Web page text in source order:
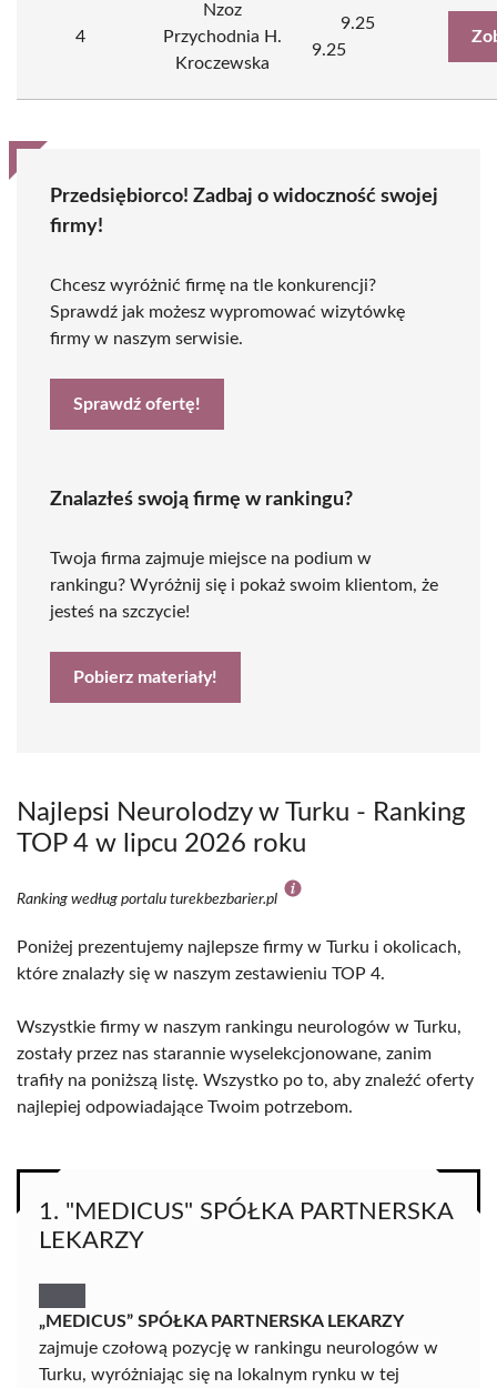
4
Nzoz
Przychodnia H.
Kroczewska
9.25
9.25
Przedsiębiorco! Zadbaj o widoczność swojej
firmy!
Chcesz wyróżnić firmę na tle konkurencji?
Sprawdź jak możesz wypromować wizytówkę
firmy w naszym serwisie.
Sprawdź ofertę!
Znalazłeś swoją firmę w rankingu?
Twoja firma zajmuje miejsce na podium w
rankingu? Wyróżnij się i pokaż swoim klientom, że
jesteś na szczycie!
Pobierz materiały!
Najlepsi Neurolodzy w Turku - Ranking
TOP 4 w lipcu 2026 roku
Ranking według portalu turekbezbarier.pl
Poniżej prezentujemy najlepsze firmy w Turku i okolicach,
które znalazły się w naszym zestawieniu TOP 4.
Wszystkie firmy w naszym rankingu neurologów w Turku,
zostały przez nas starannie wyselekcjonowane, zanim
trafiły na poniższą listę. Wszystko po to, aby znaleźć oferty
najlepiej odpowiadające Twoim potrzebom.
1. "MEDICUS" SPÓŁKA PARTNERSKA
LEKARZY
„MEDICUS” SPÓŁKA PARTNERSKA LEKARZY
zajmuje czołową pozycję w rankingu neurologów w
Turku, wyróżniając się na lokalnym rynku w tej